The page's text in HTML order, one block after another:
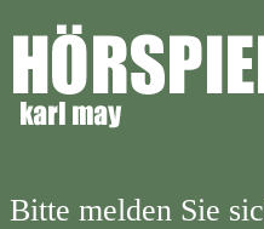
Bitte melden Sie